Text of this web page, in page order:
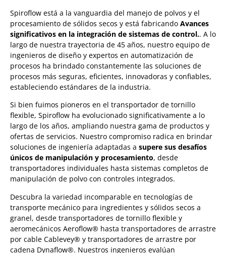
Spiroflow está a la vanguardia del manejo de polvos y el
procesamiento de sólidos secos y está fabricando Avances
significativos en la integración de sistemas de control.. A lo
largo de nuestra trayectoria de 45 años, nuestro equipo de
ingenieros de diseño y expertos en automatización de
procesos ha brindado constantemente las soluciones de
procesos más seguras, eficientes, innovadoras y confiables,
estableciendo estándares de la industria.
Si bien fuimos pioneros en el transportador de tornillo
flexible, Spiroflow ha evolucionado significativamente a lo
largo de los años, ampliando nuestra gama de productos y
ofertas de servicios. Nuestro compromiso radica en brindar
soluciones de ingeniería adaptadas a supere sus desafíos
únicos de manipulación y procesamiento, desde
transportadores individuales hasta sistemas completos de
manipulación de polvo con controles integrados.
Descubra la variedad incomparable en tecnologías de
transporte mecánico para ingredientes y sólidos secos a
granel, desde transportadores de tornillo flexible y
aeromecánicos Aeroflow® hasta transportadores de arrastre
por cable Cablevey® y transportadores de arrastre por
cadena Dynaflow®. Nuestros ingenieros evalúan